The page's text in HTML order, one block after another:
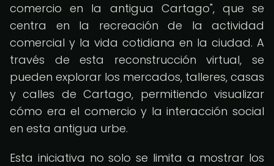
comercio en la antigua Cartago", que se
centra en la recreación de la actividad
comercial y la vida cotidiana en la ciudad. A
través de esta reconstrucción virtual, se
pueden explorar los mercados, talleres, casas
y calles de Cartago, permitiendo visualizar
cómo era el comercio y la interacción social
en esta antigua urbe.
Esta iniciativa no solo se limita a mostrar los